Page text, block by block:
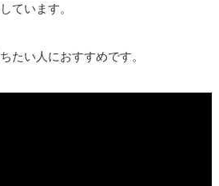
ています。
たい人におすすめです。